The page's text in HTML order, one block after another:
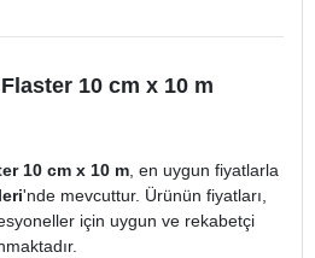
10 cm x 10 m
10 cm x 10 m, en uygun fiyatlarla
'nde mevcuttur. Ürünün fiyatları,
için uygun ve rekabetçi